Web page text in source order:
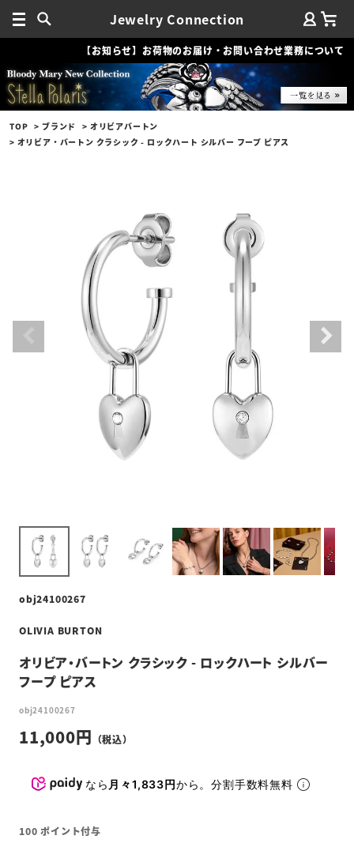
Jewelry Connection
【お知らせ】お荷物のお届け・お問い合わせ業務について
TOP ブランド
オリビアバートン
オリビア・バートン クラシック - ロックハート シルバー フープ ピアス
obj24100267
OLIVIA BURTON
オリビア・バートン クラシック - ロックハート シルバー
フープ ピアス
obj24100267
11,000
なら 月々1,833円から。分割手数料無料
100 ポイント付与